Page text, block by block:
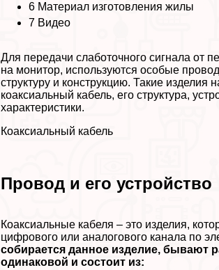
6 Материал изготовления жилы
7 Видео
Для передачи слаботочного сигнала от
на монитор, используются особые
структуру и конструкцию. Такие
коаксиальный кабель, его структура,
хаpaктеристики.
Коаксиальный кабель
Провод и его устройство
Коаксиальные кабеля – это изделия,
цифрового или аналогового канала по
собирается данное изделие, бывают
одинаковой и состоит из: